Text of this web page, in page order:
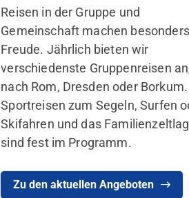
Reisen in der Gruppe und
Gemeinschaft machen
Freude. Jährlich bieten wir
verschiedenste Gruppenreisen
nach Rom, Dresden oder
Sportreisen zum Segeln, Surfen
Skifahren und das
sind fest im Programm.
Zu den aktuellen Angeboten